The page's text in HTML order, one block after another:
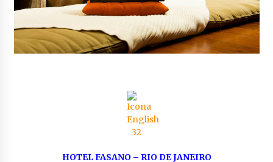
HOTEL FASANO – RIO DE JANEIRO